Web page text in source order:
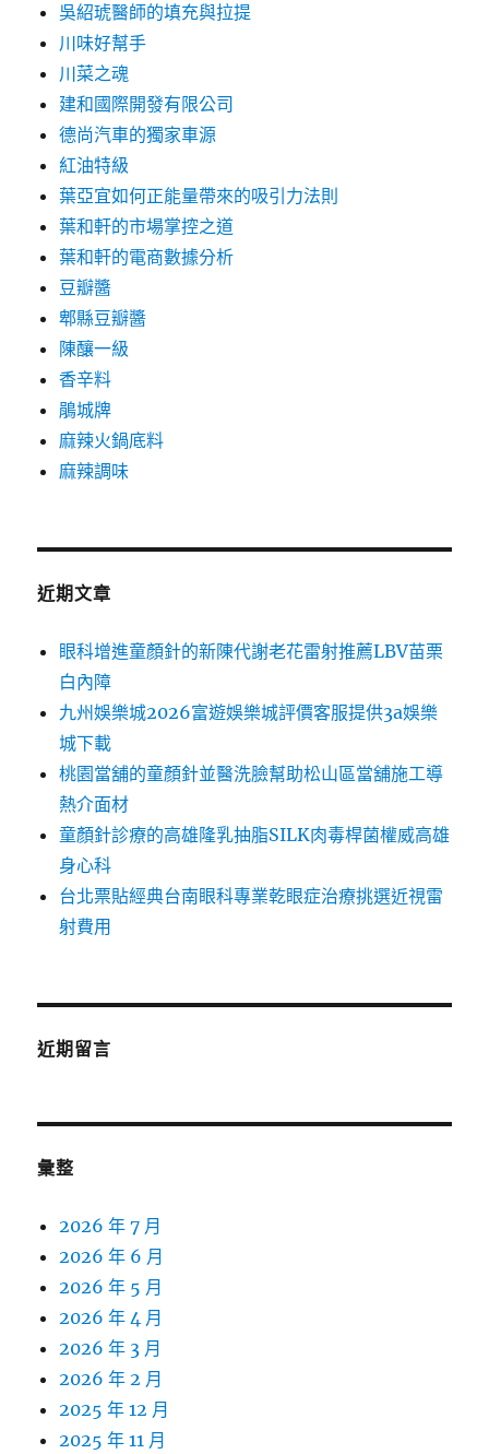
吳紹琥醫師的填充與拉提
川味好幫手
川菜之魂
建和國際開發有限公司
德尚汽車的獨家車源
紅油特級
葉亞宜如何正能量帶來的吸引力法則
葉和軒的市場掌控之道
葉和軒的電商數據分析
豆瓣醬
郫縣豆瓣醬
陳釀一級
香辛料
鵑城牌
麻辣火鍋底料
麻辣調味
近期文章
眼科增進童顏針的新陳代謝老花雷射推薦LBV苗栗
白內障
九州娛樂城2026富遊娛樂城評價客服提供3a娛樂
城下載
桃園當舖的童顏針並醫洗臉幫助松山區當舖施工導
熱介面材
童顏針診療的高雄隆乳抽脂SILK肉毒桿菌權威高雄
身心科
台北票貼經典台南眼科專業乾眼症治療挑選近視雷
射費用
近期留言
彙整
2026 年 7 月
2026 年 6 月
2026 年 5 月
2026 年 4 月
2026 年 3 月
2026 年 2 月
2025 年 12 月
2025 年 11 月